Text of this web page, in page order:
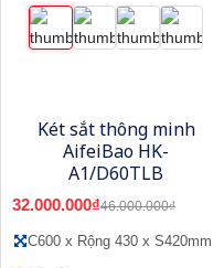
Két sắt thông minh
AifeiBao HK-
A1/D60TLB
32.000.000₫46.000.000₫
C600 x Rộng 430 x S420mm